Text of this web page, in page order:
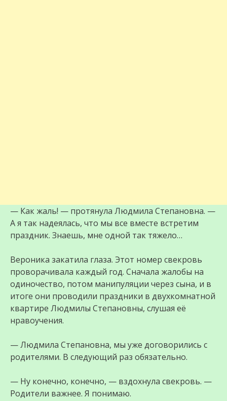
— Как жаль! — протянула Людмила Степановна. —
А я так надеялась, что мы все вместе встретим
праздник. Знаешь, мне одной так тяжело…
Вероника закатила глаза. Этот номер свекровь
проворачивала каждый год. Сначала жалобы на
одиночество, потом манипуляции через сына, и в
итоге они проводили праздники в двухкомнатной
квартире Людмилы Степановны, слушая её
нравоучения.
— Людмила Степановна, мы уже договорились с
родителями. В следующий раз обязательно.
— Ну конечно, конечно, — вздохнула свекровь. —
Родители важнее. Я понимаю.